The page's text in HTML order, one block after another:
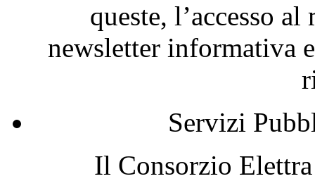
queste, l’accesso
newsletter informativa
Servizi
Il Consorzio